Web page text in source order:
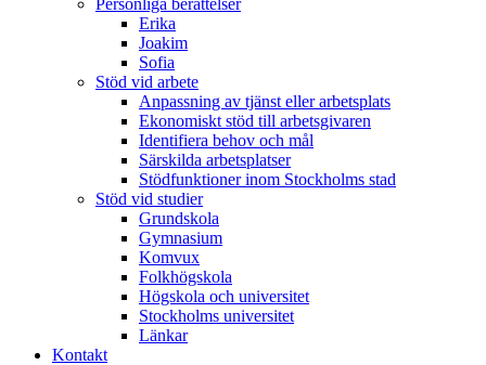
Personliga berättelser
Erika
Joakim
Sofia
Stöd vid arbete
Anpassning av tjänst eller arbetsplats
Ekonomiskt stöd till arbetsgivaren
Identifiera behov och mål
Särskilda arbetsplatser
Stödfunktioner inom Stockholms stad
Stöd vid studier
Grundskola
Gymnasium
Komvux
Folkhögskola
Högskola och universitet
Stockholms universitet
Länkar
Kontakt